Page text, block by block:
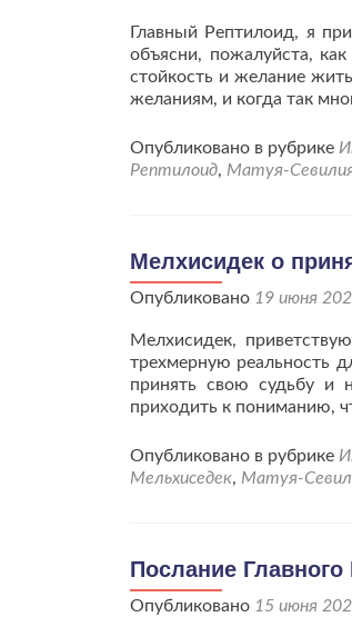
Главный Рептилоид, я
объясни, пожалуйста,
стойкость и желание
желаниям, и когда так
Опубликовано в рубрике
Рептилоид, Матуя-
Мелхисидек о
Опубликовано 19 июня
Мелхисидек,
трехмерную реальность
принять свою судьбу и
приходить к пониманию,
Опубликовано в рубрике
Мельхиседек, Матуя-
Послание
Опубликовано 15 июня